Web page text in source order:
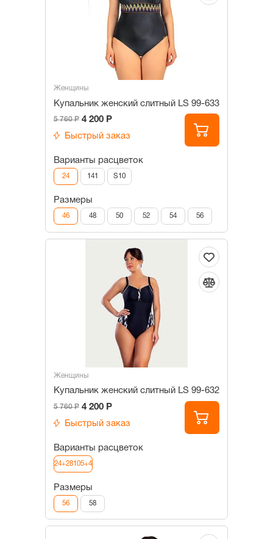
Женщины
Купальник женский слитный LS 99-633
5 760 Р 4 200 Р
Быстрый заказ
Варианты расцветок
24 141 S10
Размеры
46 48 50 52 54 56
Женщины
Купальник женский слитный LS 99-632
5 760 Р 4 200 Р
Быстрый заказ
Варианты расцветок
24+28105+4
Размеры
56 58